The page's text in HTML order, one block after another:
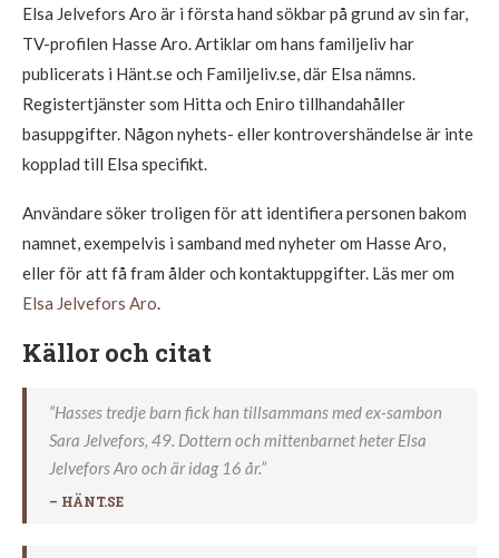
Elsa Jelvefors Aro är i första hand sökbar på grund av sin far,
TV-profilen Hasse Aro. Artiklar om hans familjeliv har
publicerats i Hänt.se och Familjeliv.se, där Elsa nämns.
Registertjänster som Hitta och Eniro tillhandahåller
basuppgifter. Någon nyhets- eller kontrovershändelse är inte
kopplad till Elsa specifikt.
Användare söker troligen för att identifiera personen bakom
namnet, exempelvis i samband med nyheter om Hasse Aro,
eller för att få fram ålder och kontaktuppgifter. Läs mer om
Elsa Jelvefors Aro.
Källor och citat
”Hasses tredje barn fick han tillsammans med ex-sambon
Sara Jelvefors, 49. Dottern och mittenbarnet heter Elsa
Jelvefors Aro och är idag 16 år.”
– HÄNT.SE